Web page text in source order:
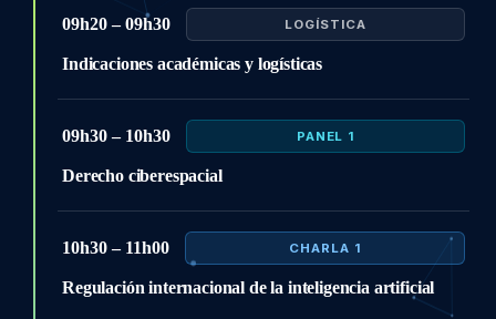
09h20 – 09h30 LOGÍSTICA
Indicaciones académicas y logísticas
09h30 – 10h30 PANEL 1
Derecho ciberespacial
10h30 – 11h00 CHARLA 1
Regulación internacional de la inteligencia artificial